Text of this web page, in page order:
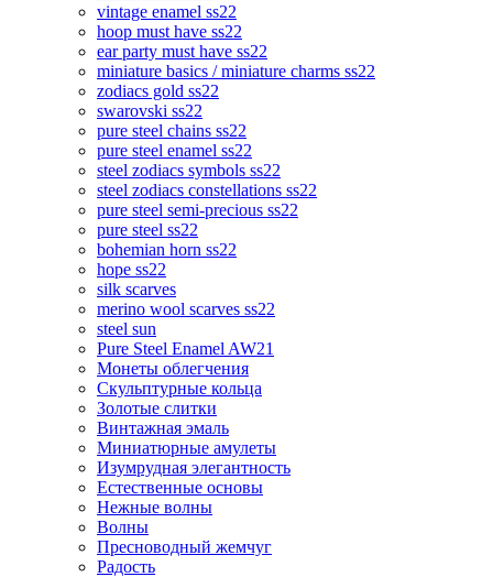
vintage enamel ss22
hoop must have ss22
ear party must have ss22
miniature basics / miniature charms ss22
zodiacs gold ss22
swarovski ss22
pure steel chains ss22
pure steel enamel ss22
steel zodiacs symbols ss22
steel zodiacs constellations ss22
pure steel semi-precious ss22
pure steel ss22
bohemian horn ss22
hope ss22
silk scarves
merino wool scarves ss22
steel sun
Pure Steel Enamel AW21
Монеты облегчения
Скульптурные кольца
Золотые слитки
Винтажная эмаль
Миниатюрные амулеты
Изумрудная элегантность
Естественные основы
Нежные волны
Волны
Пресноводный жемчуг
Радость